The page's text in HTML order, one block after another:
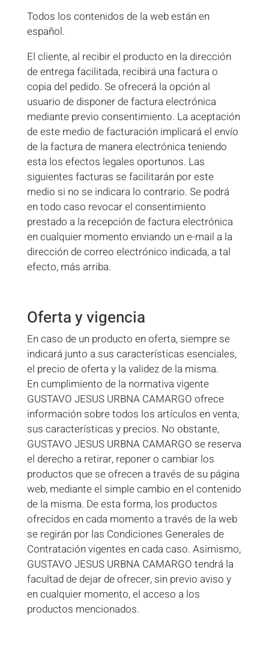
Todos los contenidos de la web están en
español.
El cliente, al recibir el producto en la dirección
de entrega facilitada, recibirá una factura o
copia del pedido. Se ofrecerá la opción al
usuario de disponer de factura electrónica
mediante previo consentimiento. La aceptación
de este medio de facturación implicará el envío
de la factura de manera electrónica teniendo
esta los efectos legales oportunos. Las
siguientes facturas se facilitarán por este
medio si no se indicara lo contrario. Se podrá
en todo caso revocar el consentimiento
prestado a la recepción de factura electrónica
en cualquier momento enviando un e-mail a la
dirección de correo electrónico indicada, a tal
efecto, más arriba.
Oferta y vigencia
En caso de un producto en oferta, siempre se
indicará junto a sus características esenciales,
el precio de oferta y la validez de la misma.
En cumplimiento de la normativa vigente
GUSTAVO JESUS URBNA CAMARGO ofrece
información sobre todos los artículos en venta,
sus características y precios. No obstante,
GUSTAVO JESUS URBNA CAMARGO se reserva
el derecho a retirar, reponer o cambiar los
productos que se ofrecen a través de su página
web, mediante el simple cambio en el contenido
de la misma. De esta forma, los productos
ofrecidos en cada momento a través de la web
se regirán por las Condiciones Generales de
Contratación vigentes en cada caso. Asimismo,
GUSTAVO JESUS URBNA CAMARGO tendrá la
facultad de dejar de ofrecer, sin previo aviso y
en cualquier momento, el acceso a los
productos mencionados.